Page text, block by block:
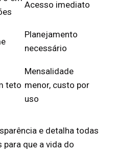
Acesso imediato
Planejamento
necessário
teto
Mensalidade
menor, custo por
uso
e detalha todas
que a vida do